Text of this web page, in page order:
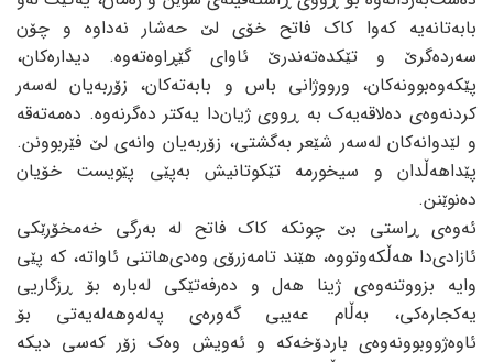
بابەتانەیە کەوا کاک فاتح خۆی لێ حەشار نەداوە و چۆن
سەردەگرێ و تێکدەتەندرێ ئاوای گێڕاوەتەوە. دیدارەکان،
پێکەوەبوونەکان، ورووژانی باس و بابەتەکان، زۆربەیان لەسەر
کردنەوەی دەلاقەیەک بە ڕووی ژیان‌دا یەکتر دەگرنەوە. دەمەتەقە
و لێدوانەکان لەسەر شێعر بەگشتی، زۆربەیان وانەی لێ فێربوونن.
پێداهەڵدان و سیخورمە تێکوتانیش بەپێی پێویست خۆیان
دەنوێنن.
ئەوەی ڕاستی بێ چونکە کاک فاتح لە بەرگی خەمخۆرێکی
ئازادی‌دا هەڵکەوتووە، هێند تامەزرۆی وەدی‌هاتنی ئاواتە، کە پێی
وایە بزووتنەوەی ژینا هەل و دەرفەتێکی لەبارە بۆ ڕزگاریی
یەکجارەکی، بەڵام عەیبی گەورەی پەلە‌وهەلەیەتی بۆ
ئاوەژووبوونەوەی باردۆخەکە و ئەویش وەک زۆر کەسی دیکە